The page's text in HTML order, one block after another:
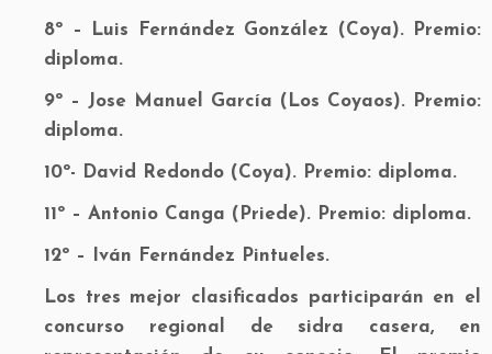
8º – Luis Fernández González (Coya). Premio:
diploma.
9º – Jose Manuel García (Los Coyaos). Premio:
diploma.
10º- David Redondo (Coya). Premio: diploma.
11º – Antonio Canga (Priede). Premio: diploma.
12º – Iván Fernández Pintueles.
Los tres mejor clasificados participarán en el
concurso regional de sidra casera, en